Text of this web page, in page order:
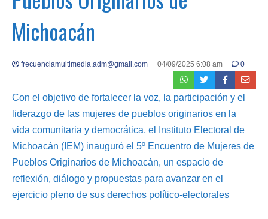
Michoacán
frecuenciamultimedia.adm@gmail.com 04/09/2025 6:08 am 0
Con el objetivo de fortalecer la voz, la participación y el
liderazgo de las mujeres de pueblos originarios en la
vida comunitaria y democrática, el Instituto Electoral de
Michoacán (IEM) inauguró el 5º Encuentro de Mujeres de
Pueblos Originarios de Michoacán, un espacio de
reflexión, diálogo y propuestas para avanzar en el
ejercicio pleno de sus derechos político-electorales